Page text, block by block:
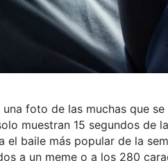
foto de las muchas que
muestran 15 segundos de
el baile más popular de la
a un meme o a los 280